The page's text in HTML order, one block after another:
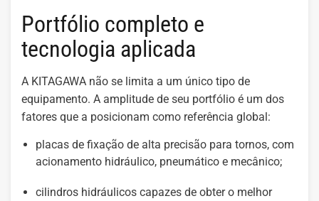
Portfólio completo e
tecnologia aplicada
A KITAGAWA não se limita a um único tipo de
equipamento. A amplitude de seu portfólio é um dos
fatores que a posicionam como referência global:
placas de fixação de alta precisão para tornos, com
acionamento hidráulico, pneumático e mecânico;
cilindros hidráulicos capazes de obter o melhor